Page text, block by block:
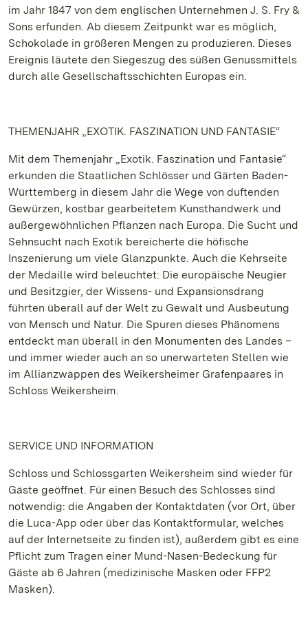
im Jahr 1847 von dem englischen Unternehmen J. S. Fry &
Sons erfunden. Ab diesem Zeitpunkt war es möglich,
Schokolade in größeren Mengen zu produzieren. Dieses
Ereignis läutete den Siegeszug des süßen Genussmittels
durch alle Gesellschaftsschichten Europas ein.
THEMENJAHR „EXOTIK. FASZINATION UND FANTASIE“
Mit dem Themenjahr „Exotik. Faszination und Fantasie“
erkunden die Staatlichen Schlösser und Gärten Baden-
Württemberg in diesem Jahr die Wege von duftenden
Gewürzen, kostbar gearbeitetem Kunsthandwerk und
außergewöhnlichen Pflanzen nach Europa. Die Sucht und
Sehnsucht nach Exotik bereicherte die höfische
Inszenierung um viele Glanzpunkte. Auch die Kehrseite
der Medaille wird beleuchtet: Die europäische Neugier
und Besitzgier, der Wissens- und Expansionsdrang
führten überall auf der Welt zu Gewalt und Ausbeutung
von Mensch und Natur. Die Spuren dieses Phänomens
entdeckt man überall in den Monumenten des Landes –
und immer wieder auch an so unerwarteten Stellen wie
im Allianzwappen des Weikersheimer Grafenpaares in
Schloss Weikersheim.
SERVICE UND INFORMATION
Schloss und Schlossgarten Weikersheim sind wieder für
Gäste geöffnet. Für einen Besuch des Schlosses sind
notwendig: die Angaben der Kontaktdaten (vor Ort, über
die Luca-App oder über das Kontaktformular, welches
auf der Internetseite zu finden ist), außerdem gibt es eine
Pflicht zum Tragen einer Mund-Nasen-Bedeckung für
Gäste ab 6 Jahren (medizinische Masken oder FFP2
Masken).